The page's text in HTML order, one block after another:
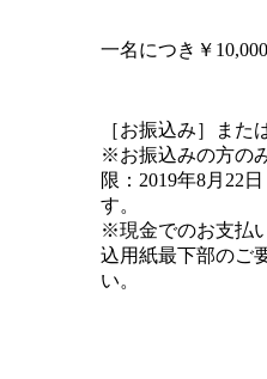
一名につき￥
［お振込み］また
※お振込みの方の
限：2019年8月22
す。
※現金でのお支払
込用紙最下部のご
い。